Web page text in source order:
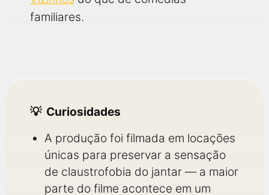
familiares.
Curiosidades
A produção foi filmada em locações
únicas para preservar a sensação
de claustrofobia do jantar — a maior
parte do filme acontece em um